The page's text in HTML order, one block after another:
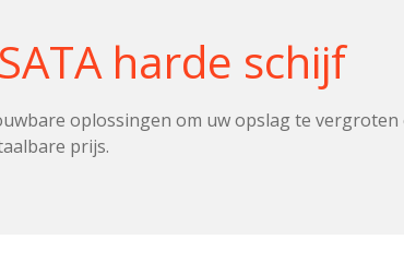
harde schijf
oplossingen om uw opslag te vergroten
prijs.